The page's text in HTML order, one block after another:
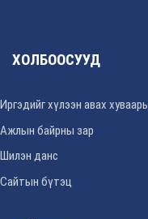
ХОЛБООСУУД
Иргэдийг хүлээн авах хуваарь
Ажлын байрны зар
Шилэн данс
Сайтын бүтэц